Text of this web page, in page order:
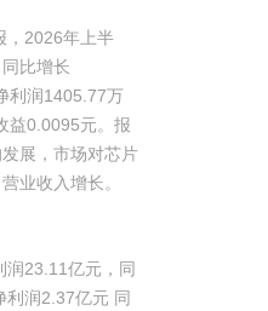
，2026年上半
比增长
利润1405.77万
益0.0095元。报
展，市场对芯片
业收入增长。
润23.11亿元，同
利润2.37亿元 同